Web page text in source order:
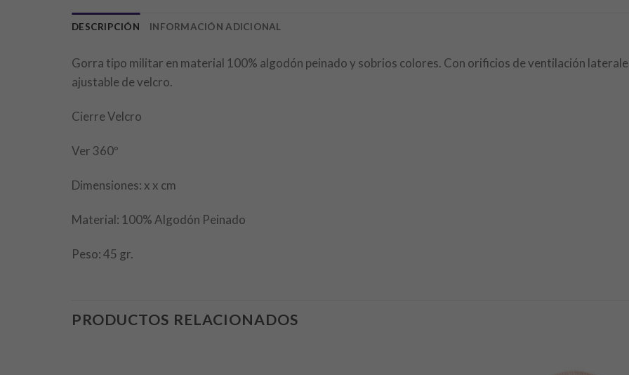
DESCRIPCIÓN INFORMACIÓN ADICIONAL
Gorra tipo militar en material 100% algodón peinado y sobrios colores. Con orificios de ventilación
ajustable de velcro.
Cierre Velcro
Ver 360º
Dimensiones: x x cm
Material: 100% Algodón Peinado
Peso: 45 gr.
PRODUCTOS RELACIONADOS